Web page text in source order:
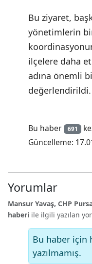
Bu ziyaret,
yönetimlerin
ilçelere daha
adına önemli
değerlendirildi.
Bu haber 691
Güncelleme:
Yorumlar
Mansur Yavaş, CHP
haberi ile ilgili yazılan
Bu haber için
yazılmamış.